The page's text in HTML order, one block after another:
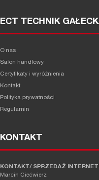
ECT TECHNIK
O nas
Salon handlowy
Certyfikaty i wyróżnienia
Kontakt
Polityka prywatności
Regulamin
KONTAKT
KONTAKT/ SPRZEDAŻ
Marcin Ciećwierz